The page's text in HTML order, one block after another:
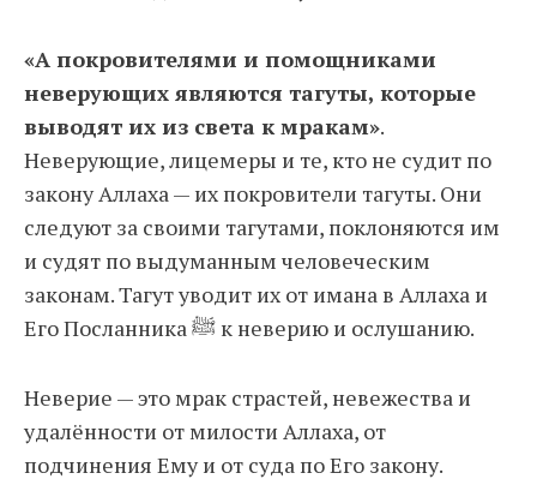
«А покровителями и помощниками
неверующих являются тагуты, которые
выводят их из света к мракам».
Неверующие, лицемеры и те, кто не судит по
закону Аллаха — их покровители тагуты. Они
следуют за своими тагутами, поклоняются им
и судят по выдуманным человеческим
законам. Тагут уводит их от имана в Аллаха и
Его Посланника ﷺ к неверию и ослушанию.
Неверие — это мрак страстей, невежества и
удалённости от милости Аллаха, от
подчинения Ему и от суда по Его закону.